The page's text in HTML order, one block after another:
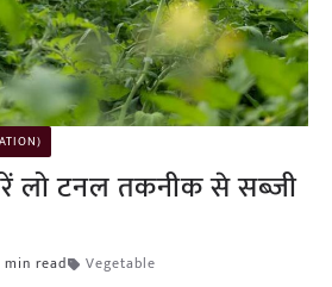
लो टनल तकनीक से सब्जी
min read Vegetable